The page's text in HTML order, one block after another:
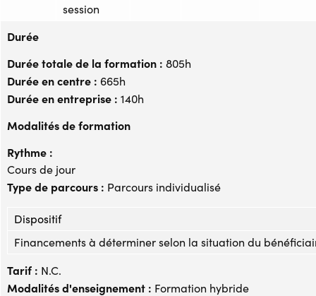
session
Durée
Durée totale de la formation : 805h
Durée en centre : 665h
Durée en entreprise : 140h
Modalités de formation
Rythme :
Cours de jour
Type de parcours : Parcours individualisé
Dispositif
Financements à déterminer selon la situation du
Tarif : N.C.
Modalités d'enseignement : Formation hybride